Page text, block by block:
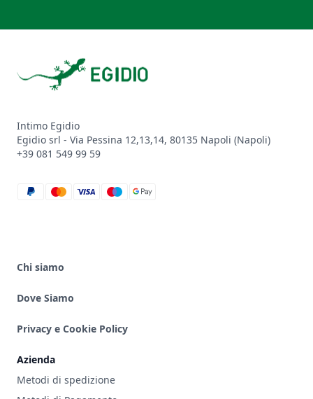
Intimo Egidio
Egidio srl - Via Pessina 12,13,14, 80135 Napoli (Napoli)
+39 081 549 99 59
paypal
mastercard
visa
maestro
google_pay
Chi siamo
Dove Siamo
Privacy e Cookie Policy
Azienda
Metodi di spedizione